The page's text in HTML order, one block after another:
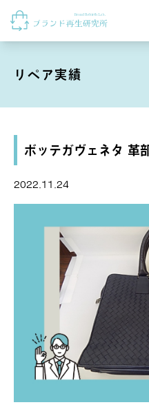
ウェブショップ
リペア実績
ボッテガヴェネタ 革
2022.11.24